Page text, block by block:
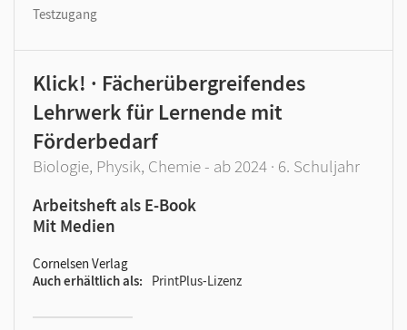
Testzugang
Klick! · Fächerübergreifendes
Lehrwerk für Lernende mit
Förderbedarf
Biologie, Physik, Chemie - ab 2024 · 6. Schuljahr
Arbeitsheft als E-Book
Mit Medien
Cornelsen Verlag
Auch erhältlich als
PrintPlus-Lizenz